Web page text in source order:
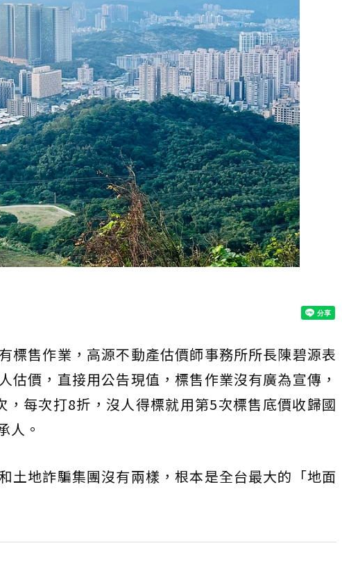
標售作業，高源不動產估價師事務所所長陳碧源表
估價，直接用公告現值，標售作業沒有廣為宣傳，
每次打8折，沒人得標就用第5次標售底價收歸國
人。
土地詐騙集團沒有兩樣，根本是全台最大的「地面